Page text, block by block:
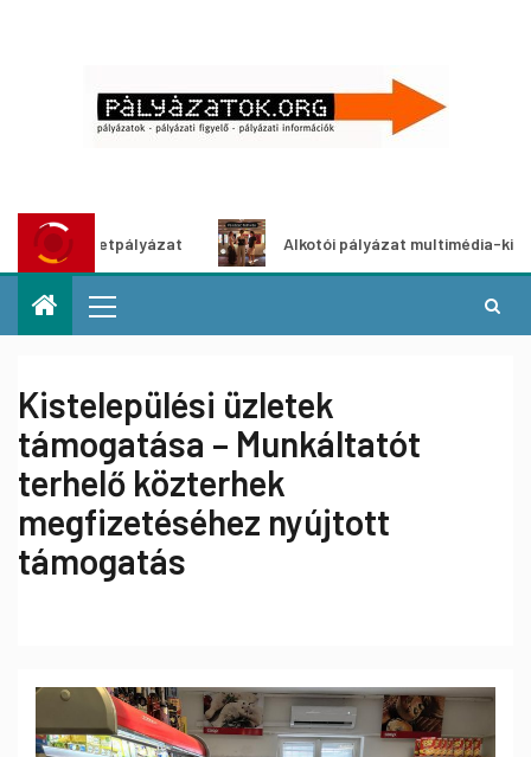
Alkotói pályázat multimédia-kiállításhoz
Kistelepülési üzletek
támogatása – Munkáltatót
terhelő közterhek
megfizetéséhez nyújtott
támogatás